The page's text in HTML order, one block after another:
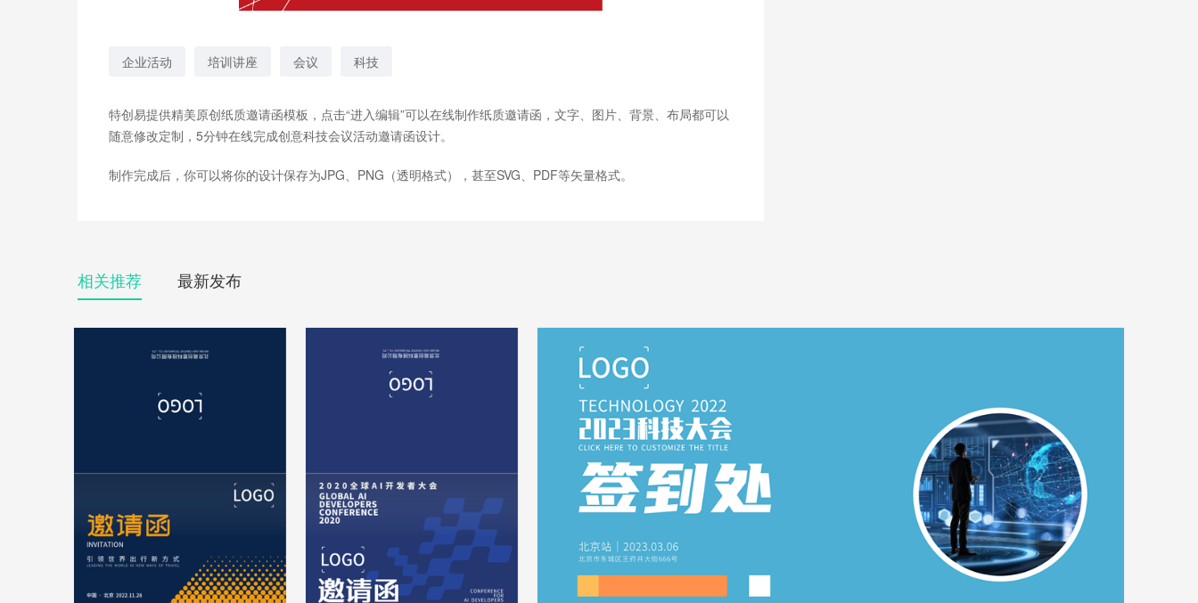
企业活动 培训讲座 会议 科技
特创易提供精美原创纸质邀请函模板，点击“进入编辑”可以在线制作纸质邀请函，文字、图片、背景、布局都可以
随意修改定制，5分钟在线完成创意科技会议活动邀请函设计。
制作完成后，你可以将你的设计保存为JPG、PNG（透明格式），甚至SVG、PDF等矢量格式。
相关推荐 最新发布